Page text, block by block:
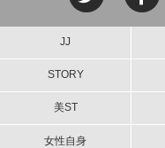
JJ
STORY
美ST
女性自身